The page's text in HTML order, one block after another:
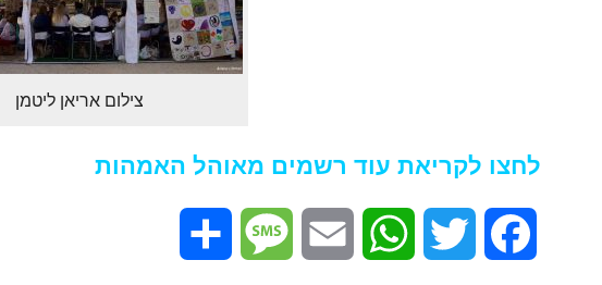
צילום אריאן ליטמן
לחצו לקריאת עוד רשמים מאוהל האמהות
Facebook
Twitter
WhatsApp
Email
Message